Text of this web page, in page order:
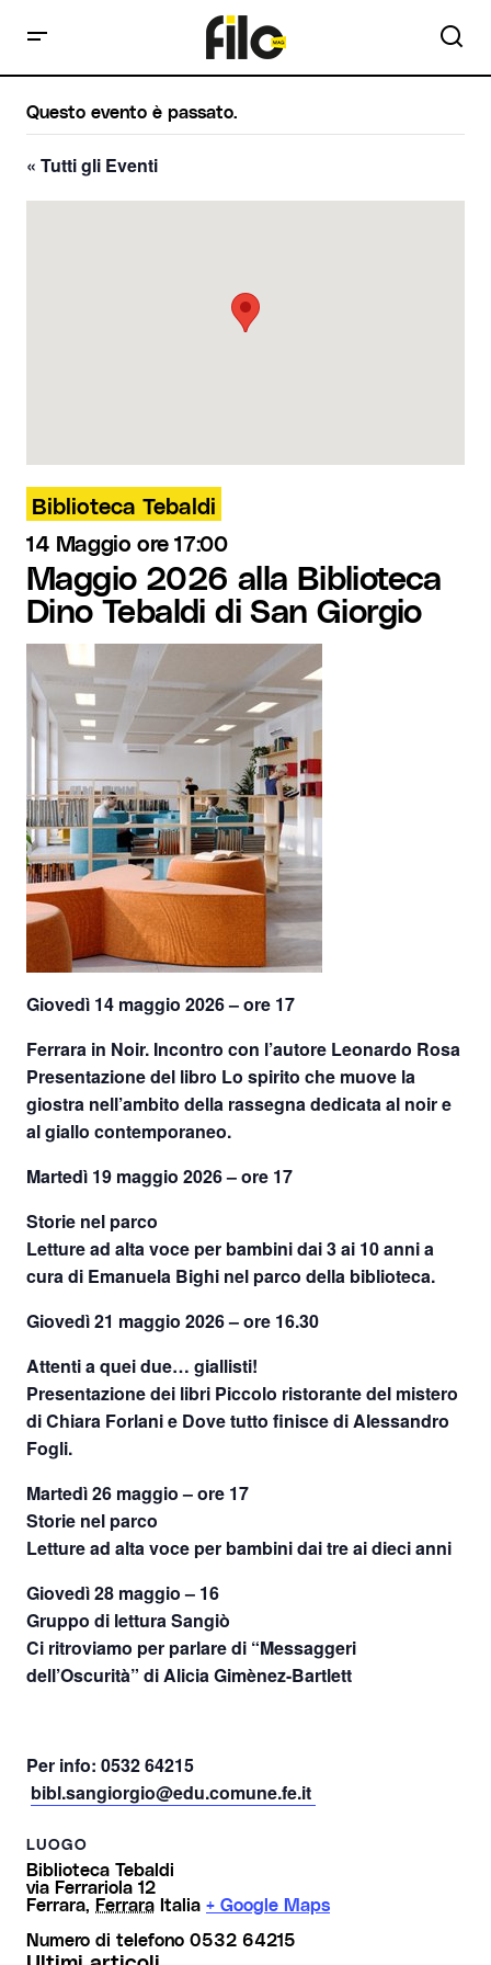
Questo evento è passato.
« Tutti gli Eventi
Biblioteca Tebaldi
14 Maggio ore 17:00
Maggio 2026 alla Biblioteca
Dino Tebaldi di San Giorgio
Giovedì 14 maggio 2026 – ore 17
Ferrara in Noir. Incontro con l’autore Leonardo Rosa
Presentazione del libro Lo spirito che muove la
giostra nell’ambito della rassegna dedicata al noir e
al giallo contemporaneo.
Martedì 19 maggio 2026 – ore 17
Storie nel parco
Letture ad alta voce per bambini dai 3 ai 10 anni a
cura di Emanuela Bighi nel parco della biblioteca.
Giovedì 21 maggio 2026 – ore 16.30
Attenti a quei due… giallisti!
Presentazione dei libri Piccolo ristorante del mistero
di Chiara Forlani e Dove tutto finisce di Alessandro
Fogli.
Martedì 26 maggio – ore 17
Storie nel parco
Letture ad alta voce per bambini dai tre ai dieci anni
Giovedì 28 maggio – 16
Gruppo di lettura Sangiò
Ci ritroviamo per parlare di “Messaggeri
dell’Oscurità” di Alicia Gimènez-Bartlett
Per info: 0532 64215
bibl.sangiorgio@edu.comune.fe.it
LUOGO
Biblioteca Tebaldi
via Ferrariola 12
Ferrara, Ferrara Italia + Google Maps
Numero di telefono 0532 64215